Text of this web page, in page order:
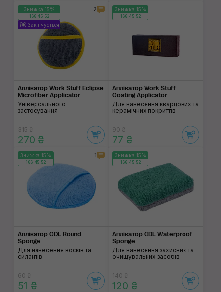
Знижка 15%
166:45:52
Закінчується
2
Аплікатор Work Stuff Eclipse
Microfiber Applicator
Універсального
застосування
315 ₴
270 ₴
Знижка 15%
166:45:52
Аплікатор Work Stuff
Coating Applicator
Для нанесення кварцових та
керамічних покриттів
90 ₴
77 ₴
Знижка 15%
166:45:52
1
Аплікатор CDL Round
Sponge
Для нанесення восків та
силантів
60 ₴
51 ₴
Знижка 15%
166:45:52
Аплікатор CDL Waterproof
Sponge
Для нанесення захисних та
очищувальних засобів
140 ₴
120 ₴